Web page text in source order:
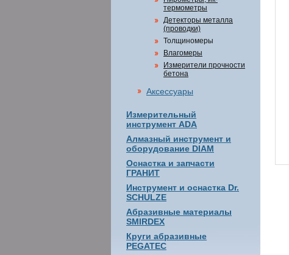
термометры
Детекторы металла
(проводки)
Толщиномеры
Влагомеры
Измерители прочности
бетона
Аксессуары
Измерительный
инструмент ADA
Алмазный инструмент и
оборудование DIAM
Оснастка и запчасти
ГРАНИТ
Инструмент и оснастка Dr.
SCHULZE
Абразивные материалы
SMIRDEX
Круги абразивные
PEGATEC